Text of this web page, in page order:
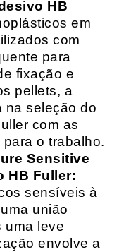
HB
em
com
para
fixação e
pellets, a
na seleção do
com as
o trabalho.
Sensitive
HB Fuller:
sensíveis à
união
uma leve
envolve a